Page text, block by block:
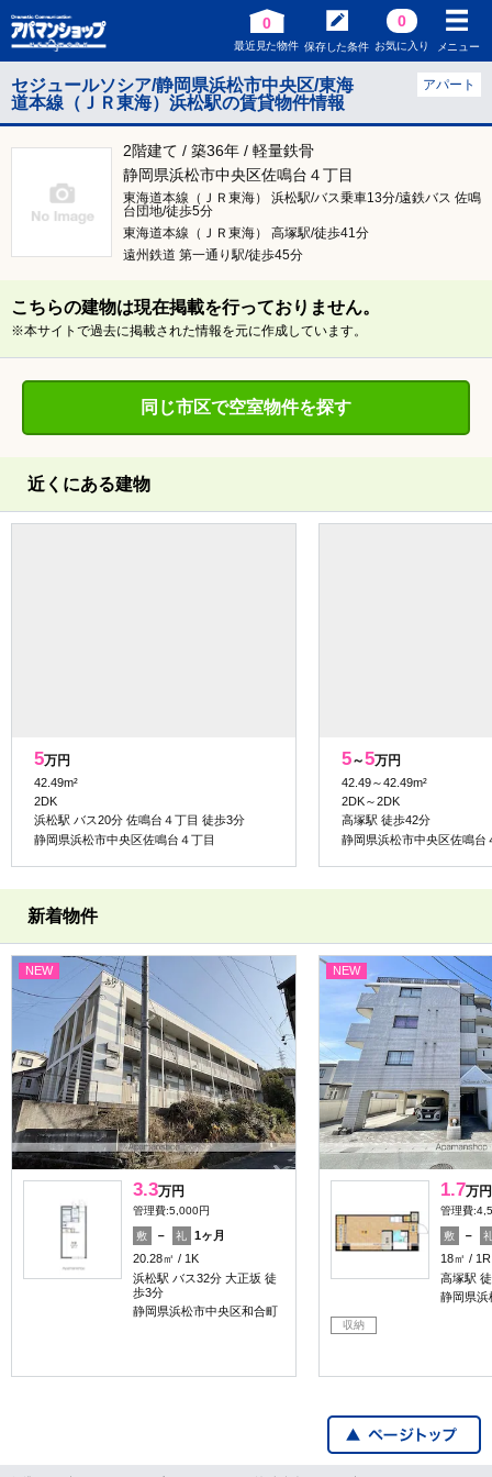
0
最近見た物件 保存した条件
0
お気に入り メニュー
セジュールソシア/静岡県浜松市中央区/東海
道本線（ＪＲ東海）浜松駅の賃貸物件情報
アパート
2階建て / 築36年 / 軽量鉄骨
静岡県浜松市中央区佐鳴台４丁目
東海道本線（ＪＲ東海） 浜松駅/バス乗車13分/遠鉄バス 佐鳴
台団地/徒歩5分
東海道本線（ＪＲ東海） 高塚駅/徒歩41分
遠州鉄道 第一通り駅/徒歩45分
こちらの建物は現在掲載を行っておりません。
※本サイトで過去に掲載された情報を元に作成しています。
同じ市区で空室物件を探す
近くにある建物
5万円
42.49m²
2DK
浜松駅 バス20分 佐鳴台４丁目 徒歩3分
静岡県浜松市中央区佐鳴台４丁目
5～5万円
42.49～42.49m²
2DK～2DK
高塚駅 徒歩42分
静岡県浜松市中央区佐鳴台
新着物件
NEW
3.3万円
管理費:5,000円
敷 － 礼
1ヶ月
20.28㎡
1K
浜松駅 バス32分 大正坂 徒
歩3分
静岡県浜松市中央区和合町
NEW
1.7万円
管理費
敷 －
18㎡
1R
高塚駅
静岡県浜
収納